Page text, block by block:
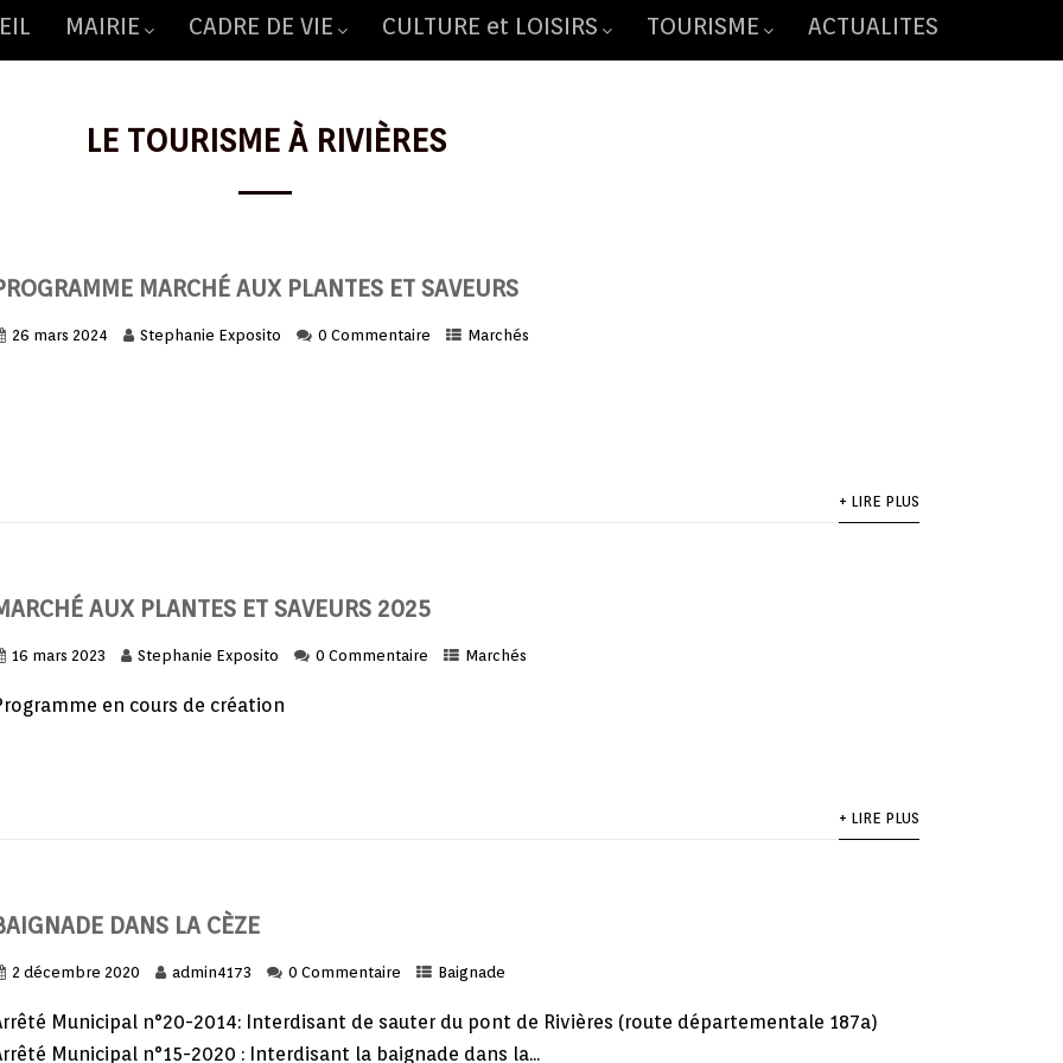
MAIRIE CADRE DE VIE CULTURE et LOISIRS TOURISME ACTUALITES
LE TOURISME À RIVIÈRES
MARCHÉ AUX PLANTES ET SAVEURS
26 mars 2024 Stephanie Exposito 0 Commentaire Marchés
+ LIRE PLUS
AUX PLANTES ET SAVEURS 2025
16 mars 2023 Stephanie Exposito 0 Commentaire Marchés
en cours de création
+ LIRE PLUS
DANS LA CÈZE
2 décembre 2020 admin4173 0 Commentaire Baignade
Municipal n°20-2014: Interdisant de sauter du pont de Rivières (route départementale 187a)
Municipal n°15-2020 : Interdisant la baignade dans la...